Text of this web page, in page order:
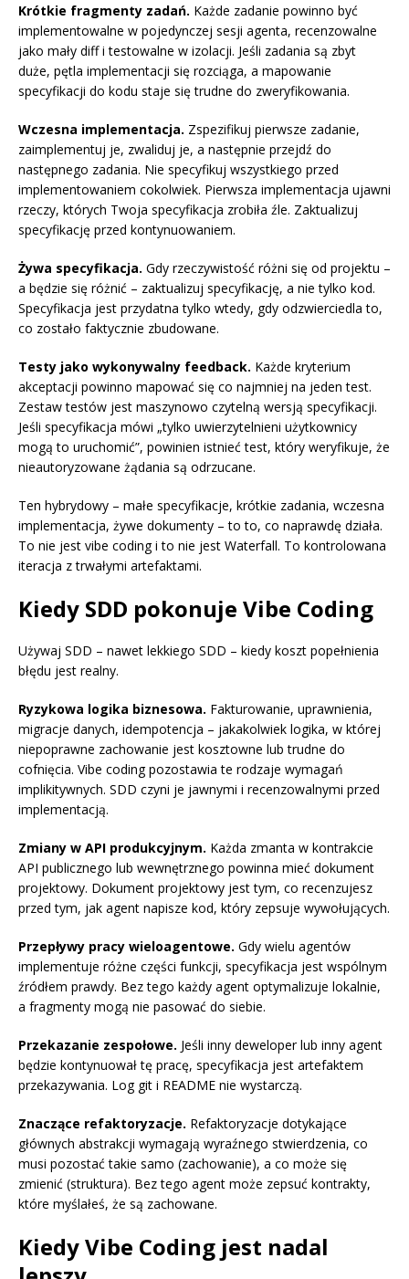
Krótkie fragmenty zadań. Każde zadanie powinno być
implementowalne w pojedynczej sesji agenta, recenzowalne
jako mały diff i testowalne w izolacji. Jeśli zadania są zbyt
duże, pętla implementacji się rozciąga, a mapowanie
specyfikacji do kodu staje się trudne do zweryfikowania.
Wczesna implementacja. Zspezifikuj pierwsze zadanie,
zaimplementuj je, zwaliduj je, a następnie przejdź do
następnego zadania. Nie specyfikuj wszystkiego przed
implementowaniem cokolwiek. Pierwsza implementacja ujawni
rzeczy, których Twoja specyfikacja zrobiła źle. Zaktualizuj
specyfikację przed kontynuowaniem.
Żywa specyfikacja. Gdy rzeczywistość różni się od projektu –
a będzie się różnić – zaktualizuj specyfikację, a nie tylko kod.
Specyfikacja jest przydatna tylko wtedy, gdy odzwierciedla to,
co zostało faktycznie zbudowane.
Testy jako wykonywalny feedback. Każde kryterium
akceptacji powinno mapować się co najmniej na jeden test.
Zestaw testów jest maszynowo czytelną wersją specyfikacji.
Jeśli specyfikacja mówi „tylko uwierzytelnieni użytkownicy
mogą to uruchomić”, powinien istnieć test, który weryfikuje, że
nieautoryzowane żądania są odrzucane.
Ten hybrydowy – małe specyfikacje, krótkie zadania, wczesna
implementacja, żywe dokumenty – to to, co naprawdę działa.
To nie jest vibe coding i to nie jest Waterfall. To kontrolowana
iteracja z trwałymi artefaktami.
Kiedy SDD pokonuje Vibe Coding
Używaj SDD – nawet lekkiego SDD – kiedy koszt popełnienia
błędu jest realny.
Ryzykowa logika biznesowa. Fakturowanie, uprawnienia,
migracje danych, idempotencja – jakakolwiek logika, w której
niepoprawne zachowanie jest kosztowne lub trudne do
cofnięcia. Vibe coding pozostawia te rodzaje wymagań
implikitywnych. SDD czyni je jawnymi i recenzowalnymi przed
implementacją.
Zmiany w API produkcyjnym. Każda zmanta w kontrakcie
API publicznego lub wewnętrznego powinna mieć dokument
projektowy. Dokument projektowy jest tym, co recenzujesz
przed tym, jak agent napisze kod, który zepsuje wywołujących.
Przepływy pracy wieloagentowe. Gdy wielu agentów
implementuje różne części funkcji, specyfikacja jest wspólnym
źródłem prawdy. Bez tego każdy agent optymalizuje lokalnie,
a fragmenty mogą nie pasować do siebie.
Przekazanie zespołowe. Jeśli inny deweloper lub inny agent
będzie kontynuował tę pracę, specyfikacja jest artefaktem
przekazywania. Log git i README nie wystarczą.
Znaczące refaktoryzacje. Refaktoryzacje dotykające
głównych abstrakcji wymagają wyraźnego stwierdzenia, co
musi pozostać takie samo (zachowanie), a co może się
zmienić (struktura). Bez tego agent może zepsuć kontrakty,
które myślałeś, że są zachowane.
Kiedy Vibe Coding jest nadal